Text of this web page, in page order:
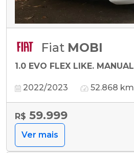
Fiat MOBI
1.0 EVO FLEX LIKE. MANUAL
2022/2023 52.868 km
R$ 59.999
Ver mais